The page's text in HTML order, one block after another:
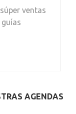
ventas
guías
AGENDAS